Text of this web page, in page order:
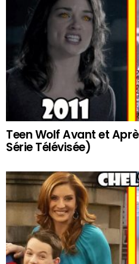
Teen Wolf Avant et
Série Télévisée)